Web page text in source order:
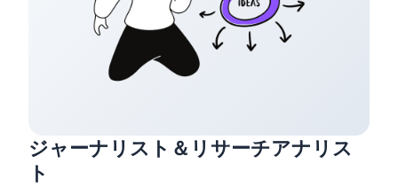
ジャーナリスト＆リサーチアナリス
ト